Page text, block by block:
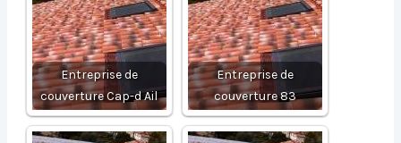
Entreprise de
couverture Cap-d Ail
Entreprise de
couverture 83